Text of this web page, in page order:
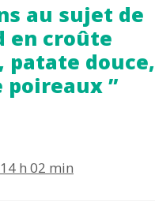
au sujet de
en croûte
patate douce,
poireaux ”
h 02 min